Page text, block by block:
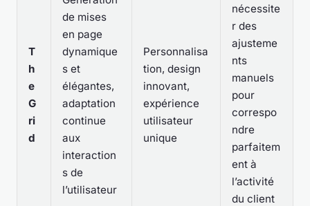
T
h
e
G
ri
d
de mises
en page
dynamique
s et
élégantes,
adaptation
continue
aux
interaction
s de
l’utilisateur
Personnalisa
tion, design
innovant,
expérience
utilisateur
unique
nécessite
r des
ajusteme
nts
manuels
pour
correspo
ndre
parfaitem
ent à
l’activité
du client